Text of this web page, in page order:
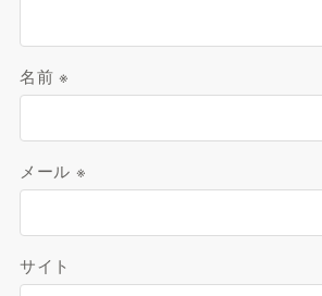
名前※
メール ※
サイト